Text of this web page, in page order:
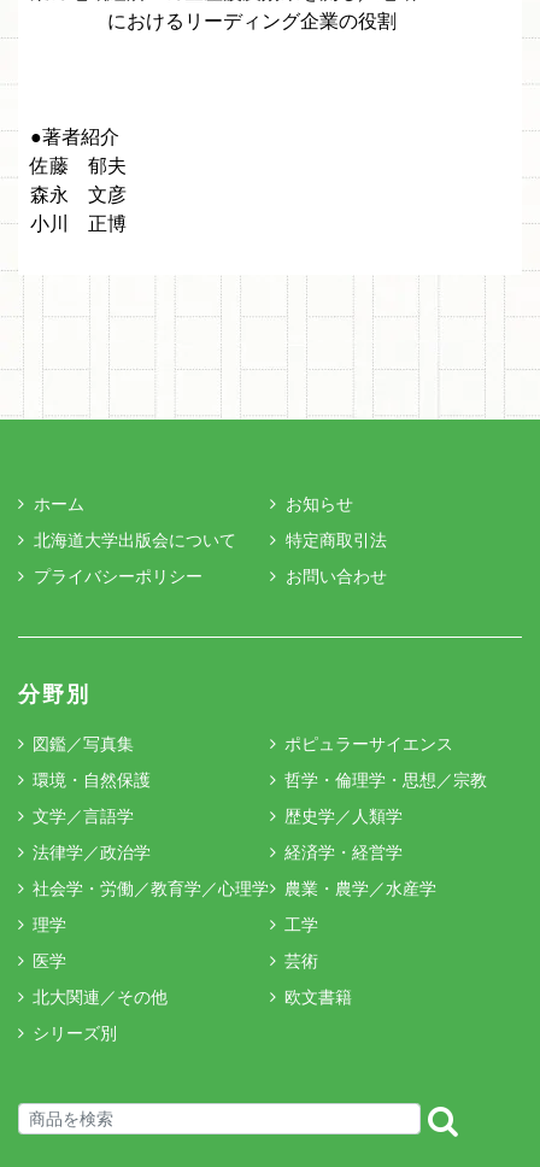
におけるリーディング企業の役割
●著者紹介
佐藤 郁夫
森永 文彦
小川 正博
ホーム
お知らせ
北海道大学出版会について
特定商取引法
プライバシーポリシー
お問い合わせ
分野別
図鑑／写真集
ポピュラーサイエンス
環境・自然保護
哲学・倫理学・思想／宗教
文学／言語学
歴史学／人類学
法律学／政治学
経済学・経営学
社会学・労働／教育学／心理学
農業・農学／水産学
理学
工学
医学
芸術
北大関連／その他
欧文書籍
シリーズ別